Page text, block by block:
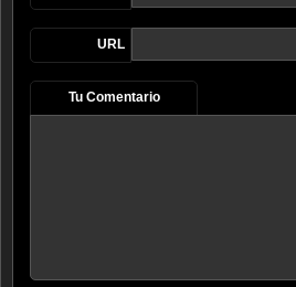
URL
Tu Comentario